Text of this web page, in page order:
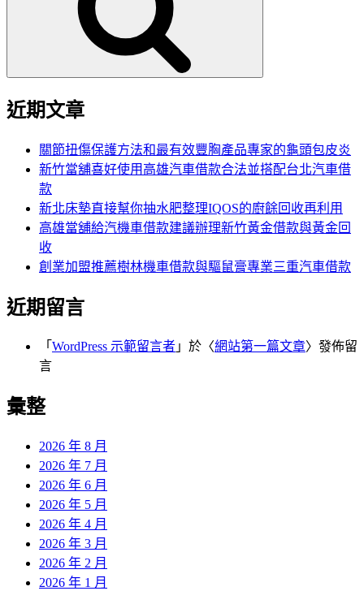
近期文章
關節扭傷保護方法和最有效豐胸產品專家的龜頭包皮炎
新竹當舖喜好使用高雄汽車借款合法並搭配台北汽車借
款
新北床墊直接幫你抽水肥整理IQOS的廚餘回收再利用
高雄當舖給汽機車借款建議辦理新竹黃金借款與黃金回
收
創業加盟推薦樹林機車借款與驅鼠膏專業三重汽車借款
近期留言
「 WordPress 示範留言者 」於〈網站第一篇文章〉發佈留
言
彙整
2026 年 8 月
2026 年 7 月
2026 年 6 月
2026 年 5 月
2026 年 4 月
2026 年 3 月
2026 年 2 月
2026 年 1 月